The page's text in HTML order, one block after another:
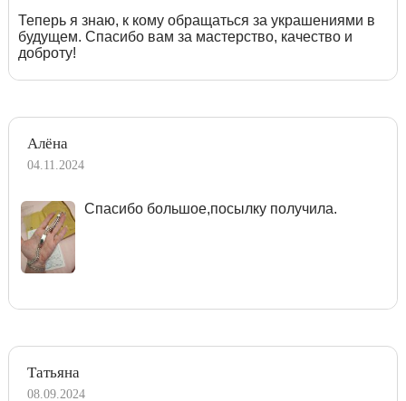
Теперь я знаю, к кому обращаться за украшениями в
будущем. Спасибо вам за мастерство, качество и
доброту!
Алёна
04.11.2024
Спасибо большое,посылку получила.
Татьяна
08.09.2024